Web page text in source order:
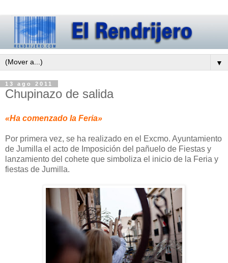
▼
13 ago 2011
Chupinazo de salida
«Ha comenzado la Feria»
Por primera vez, se ha realizado en el Excmo. Ayuntamiento
de Jumilla el acto de Imposición del pañuelo de Fiestas y
lanzamiento del cohete que simboliza el inicio de la Feria y
fiestas de Jumilla.